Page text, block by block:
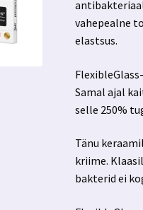
vahepealne
elastsus.
Samal ajal
selle 250%
Tänu
kriime.
bakterid ei